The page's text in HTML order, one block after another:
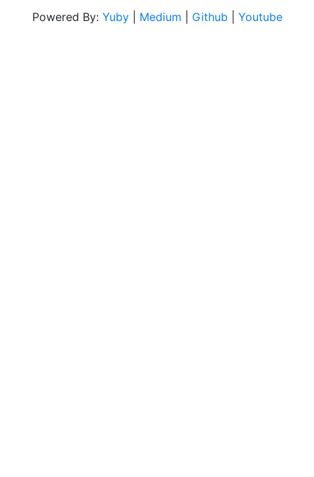
Powered By: Yuby| Medium Github Youtube